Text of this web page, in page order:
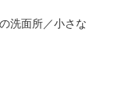
面所／小さな